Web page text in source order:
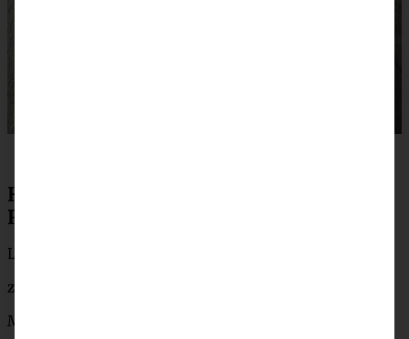
Hier gibt es die ganzen wunderbaren
Rezepte der Kolleg:innen
Lebkuchennest Bärlauch-Aufstrich mit Ofenradieschen
zimtkringel
Möhreneck